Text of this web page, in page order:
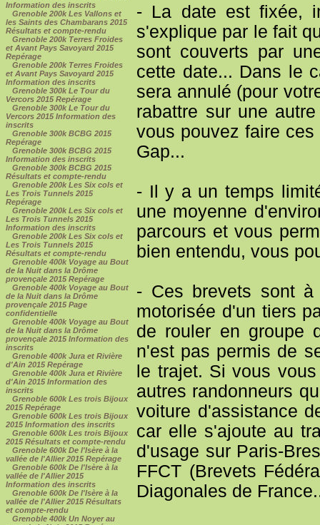
Information des inscrits
Grenoble 200k Les Vallons et
les Saints des Chambarans 2015
Résultats et compte-rendu
Grenoble 200k Terres Froides
et Avant Pays Savoyard 2015
Repérage
Grenoble 200k Terres Froides
et Avant Pays Savoyard 2015
Information des inscrits
Grenoble 300k Le Tour du
Vercors 2015 Repérage
Grenoble 300k Le Tour du
Vercors 2015 Information des
inscrits
Grenoble 300k BCBG 2015
Repérage
Grenoble 300k BCBG 2015
Information des inscrits
Grenoble 300k BCBG 2015
Résultats et compte-rendu
Grenoble 200k Les Six cols et
Les Trois Tunnels 2015
Repérage
Grenoble 200k Les Six cols et
Les Trois Tunnels 2015
Information des inscrits
Grenoble 200k Les Six cols et
Les Trois Tunnels 2015
Résultats et compte-rendu
Grenoble 400k Voyage au Bout
de la Nuit dans la Drôme
provençale 2015 Repérage
Grenoble 400k Voyage au Bout
de la Nuit dans la Drôme
provençale 2015 Page
confidentielle
Grenoble 400k Voyage au Bout
de la Nuit dans la Drôme
provençale 2015 Information des
inscrits
Grenoble 400k Jura et Rivière
d'Ain 2015 Repérage
Grenoble 400k Jura et Rivière
d'Ain 2015 Information des
inscrits
Grenoble 600k Les trois Bijoux
2015 Repérage
Grenoble 600k Les trois Bijoux
2015 Information des inscrits
Grenoble 600k Les trois Bijoux
2015 Résultats et compte-rendu
Grenoble 600k De l'Isère à la
vallée de l'Allier 2015 Repérage
Grenoble 600k De l'Isère à la
vallée de l'Allier 2015
Information des inscrits
Grenoble 600k De l'Isère à la
vallée de l'Allier 2015 Résultats
et compte-rendu
Grenoble 400k Un Noyer au
- La date est fixée,
s'explique par le fait
sont couverts par
cette date... Dans le
sera annulé (pour
rabattre sur une
vous pouvez faire
Gap...
- Il y a un temps
une moyenne
parcours et vous
bien entendu, vous
- Ces brevets sont
motorisée d'un tiers
de rouler en groupe
n'est pas permis de
le trajet. Si vous
autres randonneurs
voiture d'assistance
car elle s'ajoute au
d'usage sur Paris-
FFCT (Brevets
Diagonales de